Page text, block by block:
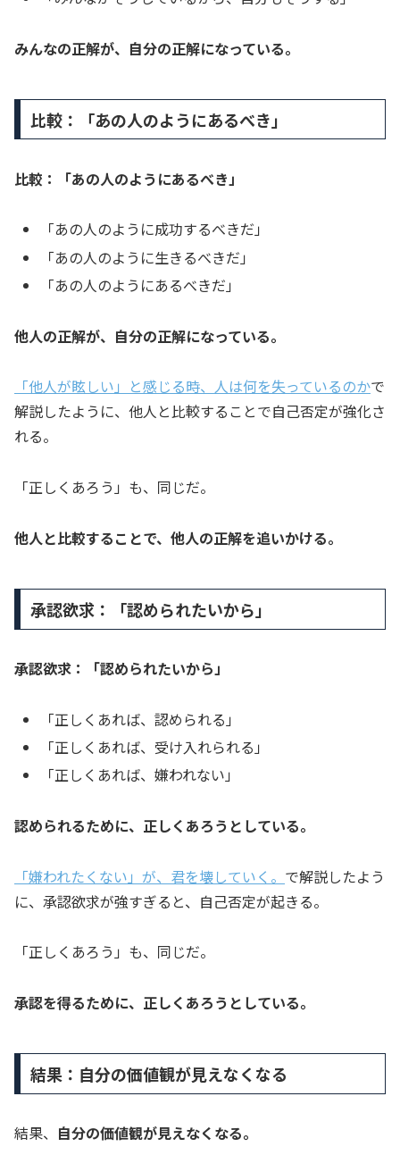
みんなの正解が、自分の正解になっている。
比較：「あの人のようにあるべき」
比較：「あの人のようにあるべき」
「あの人のように成功するべきだ」
「あの人のように生きるべきだ」
「あの人のようにあるべきだ」
他人の正解が、自分の正解になっている。
「他人が眩しい」と感じる時、人は何を失っているのかで
解説したように、他人と比較することで自己否定が強化さ
れる。
「正しくあろう」も、同じだ。
他人と比較することで、他人の正解を追いかける。
承認欲求：「認められたいから」
承認欲求：「認められたいから」
「正しくあれば、認められる」
「正しくあれば、受け入れられる」
「正しくあれば、嫌われない」
認められるために、正しくあろうとしている。
「嫌われたくない」が、君を壊していく。 で解説したよう
に、承認欲求が強すぎると、自己否定が起きる。
「正しくあろう」も、同じだ。
承認を得るために、正しくあろうとしている。
結果：自分の価値観が見えなくなる
結果、 自分の価値観が見えなくなる。